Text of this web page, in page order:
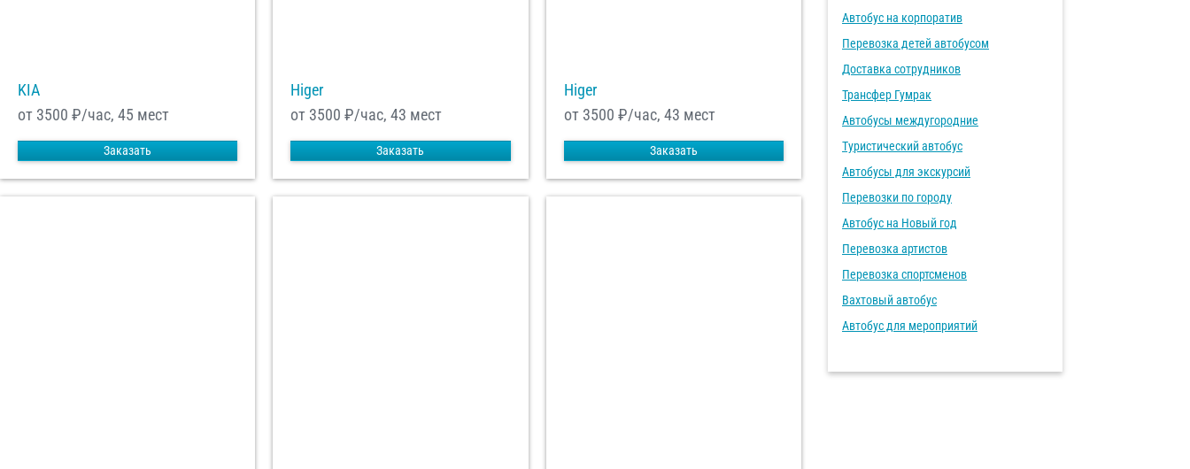
KIA
от 3500 ₽/час, 45 мест
Заказать
Higer
от 3500 ₽/час, 43 мест
Заказать
Higer
от 3500 ₽/час, 43 мест
Заказать
Автобус на корпоратив
Перевозка детей автобусом
Доставка сотрудников
Трансфер Гумрак
Автобусы междугородние
Туристический автобус
Автобусы для экскурсий
Перевозки по городу
Автобус на Новый год
Перевозка артистов
Перевозка спортсменов
Вахтовый автобус
Автобус для мероприятий